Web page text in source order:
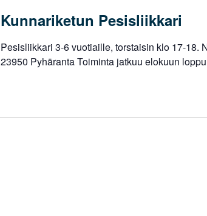
Kunnariketun Pesisliikkari
Pesisliikkari 3-6 vuotiaille, torstaisin klo 17-18.
23950 Pyhäranta Toiminta jatkuu elokuun